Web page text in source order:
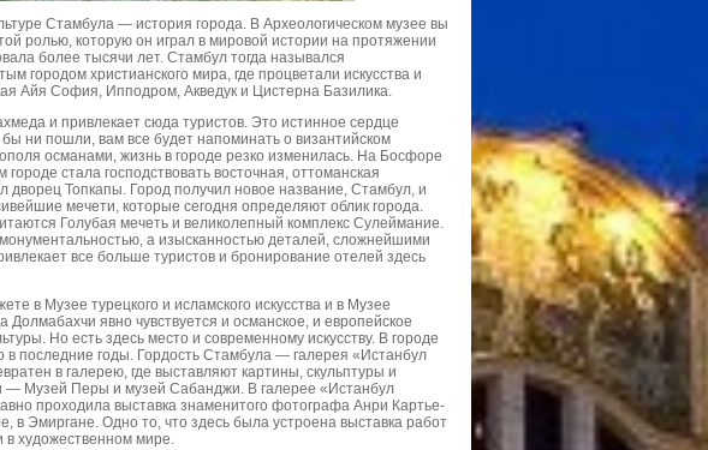
Стамбула — история города. В Археологическом музее вы
ролью, которую он играл в мировой истории на протяжении
более тысячи лет. Стамбул тогда назывался
городом христианского мира, где процветали искусства и
Айя София, Ипподром, Акведук и Цистерна Базилика.
и привлекает сюда туристов. Это истинное сердце
ни пошли, вам все будет напоминать о византийском
османами, жизнь в городе резко изменилась. На Босфоре
стала господствовать восточная, оттоманская
дворец Топкапы. Город получил новое название, Стамбул, и
мечети, которые сегодня определяют облик города.
Голубая мечеть и великолепный комплекс Сулеймание.
а изысканностью деталей, сложнейшими
все больше туристов и бронирование отелей здесь
в Музее турецкого и исламского искусства и в Музее
явно чувствуется и османское, и европейское
Но есть здесь место и современному искусству. В городе
в последние годы. Гордость Стамбула — галерея «Истанбул
в галерею, где выставляют картины, скульптуры и
— Музей Перы и музей Сабанджи. В галерее «Истанбул
проходила выставка знаменитого фотографа Анри Картье-
в Эмиргане. Одно то, что здесь была устроена выставка работ
в художественном мире.